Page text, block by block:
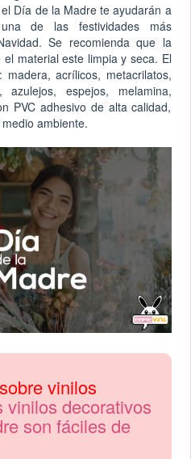
Día de la Madre te ayudarán a
de las festividades más
Se recomienda que la
material este limpia y seca. El
acrílicos, metacrilatos,
azulejos, espejos, melamina,
PVC adhesivo de alta calidad,
ambiente.
vinilos
vinilos decorativos
son fáciles de